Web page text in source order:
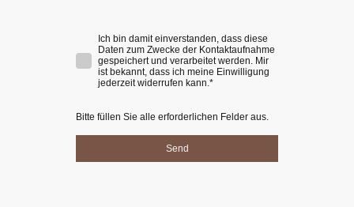
Ich bin damit einverstanden, dass diese
Daten zum Zwecke der Kontaktaufnahme
gespeichert und verarbeitet werden. Mir
ist bekannt, dass ich meine Einwilligung
jederzeit widerrufen kann.*
Bitte füllen Sie alle erforderlichen Felder aus.
Send